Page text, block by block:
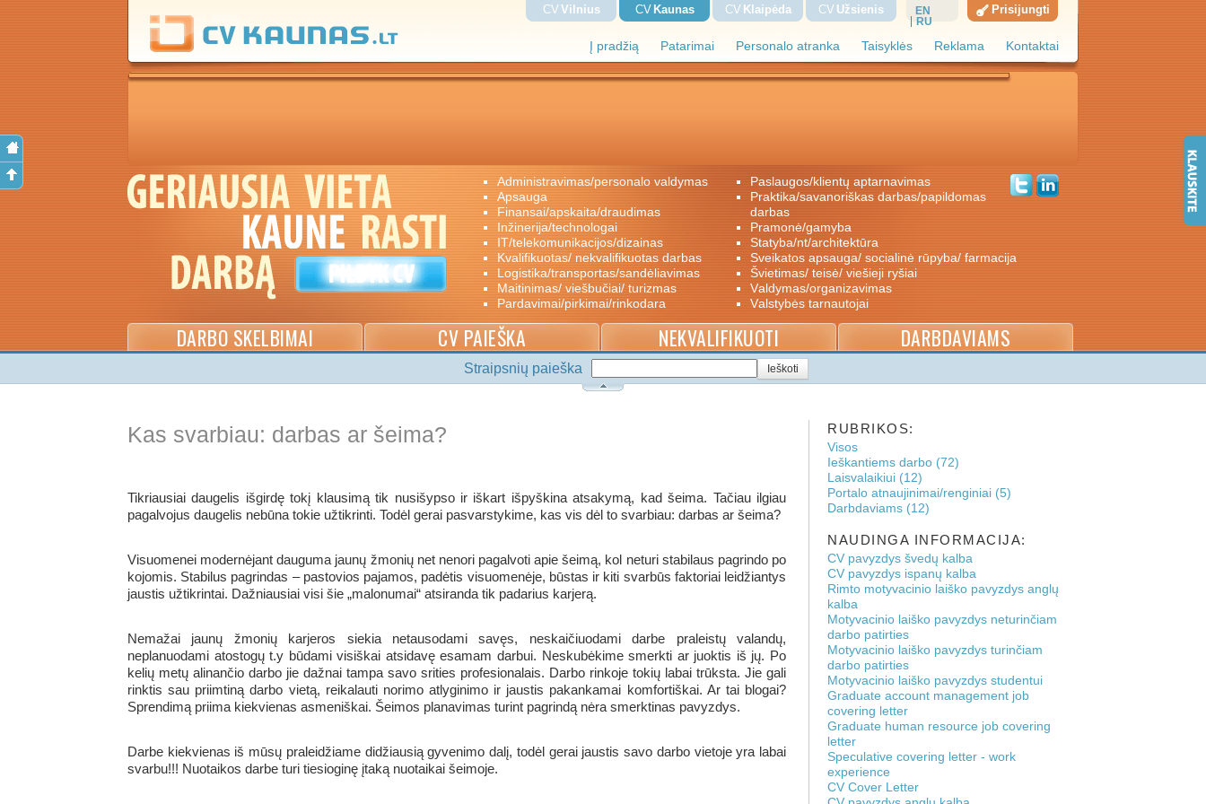
Į pradžią Patarimai Personalo atranka Taisyklės Reklama Kontaktai
CV Vilnius CV Kaunas CV Klaipėda CV Užsienis
EN
RU
Prisijungti
administravimas/personalo valdymas
apsauga
finansai/apskaita/draudimas
inžinerija/technologai
IT/telekomunikacijos/dizainas
kvalifikuotas/ nekvalifikuotas darbas
logistika/transportas/sandėliavimas
maitinimas/ viešbučiai/ turizmas
pardavimai/pirkimai/rinkodara
paslaugos/klientų aptarnavimas
praktika/savanoriškas darbas/papildomas
darbas
pramonė/gamyba
statyba/nt/architektūra
sveikatos apsauga/ socialinė rūpyba/ farmacija
švietimas/ teisė/ viešieji ryšiai
valdymas/organizavimas
valstybės tarnautojai
DARBO SKELBIMAI CV PAIEŠKA NEKVALIFIKUOTI DARBDAVIAMS
Straipsnių paieška
Kas svarbiau: darbas ar šeima?
Tikriausiai daugelis išgirdę tokį klausimą tik nusišypso ir iškart išpyškina atsakymą, kad šeima. Tačiau ilgiau
pagalvojus daugelis nebūna tokie užtikrinti. Todėl gerai pasvarstykime, kas vis dėl to svarbiau: darbas ar šeima?
Visuomenei modernėjant dauguma jaunų žmonių net nenori pagalvoti apie šeimą, kol neturi stabilaus pagrindo po
kojomis. Stabilus pagrindas – pastovios pajamos, padėtis visuomenėje, būstas ir kiti svarbūs faktoriai leidžiantys
jaustis užtikrintai. Dažniausiai visi šie „malonumai“ atsiranda tik padarius karjerą.
Nemažai jaunų žmonių karjeros siekia netausodami savęs, neskaičiuodami darbe praleistų valandų,
neplanuodami atostogų t.y būdami visiškai atsidavę esamam darbui. Neskubėkime smerkti ar juoktis iš jų. Po
kelių metų alinančio darbo jie dažnai tampa savo srities profesionalais. Darbo rinkoje tokių labai trūksta. Jie gali
rinktis sau priimtiną darbo vietą, reikalauti norimo atlyginimo ir jaustis pakankamai komfortiškai. Ar tai blogai?
Sprendimą priima kiekvienas asmeniškai. Šeimos planavimas turint pagrindą nėra smerktinas pavyzdys.
Darbe kiekvienas iš mūsų praleidžiame didžiausią gyvenimo dalį, todėl gerai jaustis savo darbo vietoje yra labai
svarbu!!! Nuotaikos darbe turi tiesioginę įtaką nuotaikai šeimoje.
RUBRIKOS:
Visos
Ieškantiems darbo (72)
Laisvalaikiui (12)
Portalo atnaujinimai/renginiai (5)
Darbdaviams (12)
NAUDINGA INFORMACIJA:
CV pavyzdys švedų kalba
CV pavyzdys ispanų kalba
Rimto motyvacinio laiško pavyzdys anglų
kalba
Motyvacinio laiško pavyzdys neturinčiam
darbo patirties
Motyvacinio laiško pavyzdys turinčiam
darbo patirties
Motyvacinio laiško pavyzdys studentui
Graduate account management job
covering letter
Graduate human resource job covering
letter
Speculative covering letter - work
experience
CV Cover Letter